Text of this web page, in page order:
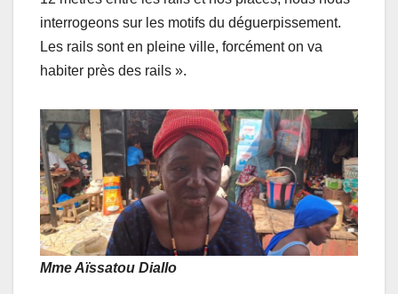
interrogeons sur les motifs du déguerpissement.
Les rails sont en pleine ville, forcément on va
habiter près des rails ».
Mme Aïssatou Diallo